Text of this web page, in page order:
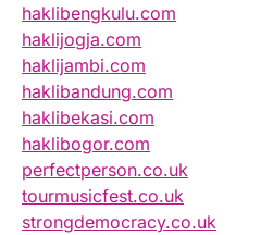
haklibengkulu.com
haklijogja.com
haklijambi.com
haklibandung.com
haklibekasi.com
haklibogor.com
perfectperson.co.uk
tourmusicfest.co.uk
strongdemocracy.co.uk